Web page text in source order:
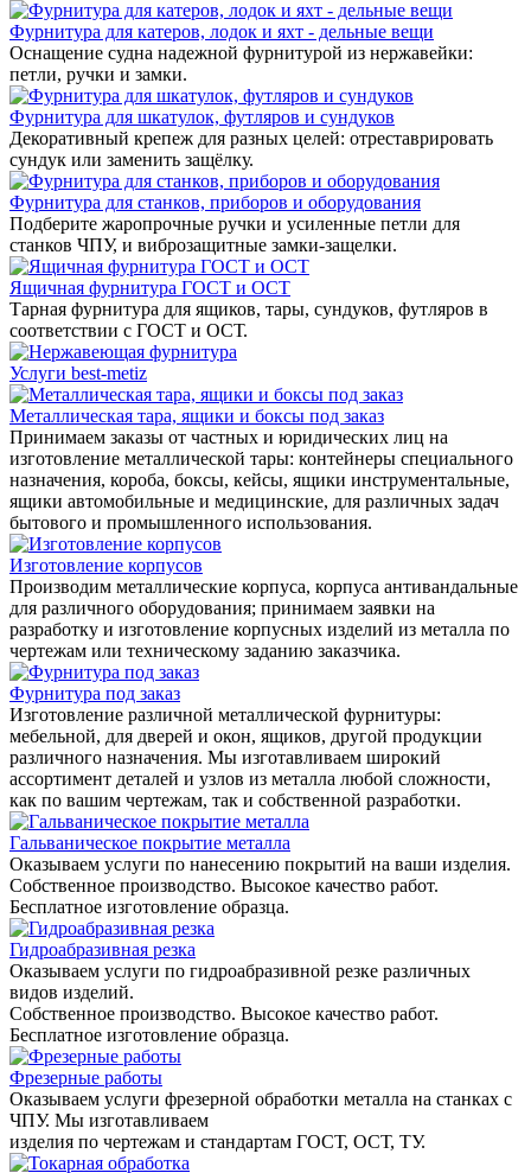
Фурнитура для катеров, лодок и яхт - дельные вещи
Оснащение судна надежной фурнитурой из нержавейки:
петли, ручки и замки.
Фурнитура для шкатулок, футляров и сундуков
Декоративный крепеж для разных целей: отреставрировать
сундук или заменить защёлку.
Фурнитура для станков, приборов и оборудования
Подберите жаропрочные ручки и усиленные петли для
станков ЧПУ, и виброзащитные замки-защелки.
Ящичная фурнитура ГОСТ и ОСТ
Тарная фурнитура для ящиков, тары, сундуков, футляров в
соответствии с ГОСТ и ОСТ.
Услуги best-metiz
Металлическая тара, ящики и боксы под заказ
Принимаем заказы от частных и юридических лиц на
изготовление металлической тары: контейнеры специального
назначения, короба, боксы, кейсы, ящики инструментальные,
ящики автомобильные и медицинские, для различных задач
бытового и промышленного использования.
Изготовление корпусов
Производим металлические корпуса, корпуса антивандальные
для различного оборудования; принимаем заявки на
разработку и изготовление корпусных изделий из металла по
чертежам или техническому заданию заказчика.
Фурнитура под заказ
Изготовление различной металлической фурнитуры:
мебельной, для дверей и окон, ящиков, другой продукции
различного назначения. Мы изготавливаем широкий
ассортимент деталей и узлов из металла любой сложности,
как по вашим чертежам, так и собственной разработки.
Гальваническое покрытие металла
Оказываем услуги по нанесению покрытий на ваши изделия.
Собственное производство. Высокое качество работ.
Бесплатное изготовление образца.
Гидроабразивная резка
Оказываем услуги по гидроабразивной резке различных
видов изделий.
Собственное производство. Высокое качество работ.
Бесплатное изготовление образца.
Фрезерные работы
Оказываем услуги фрезерной обработки металла на станках с
ЧПУ. Мы изготавливаем
изделия по чертежам и стандартам ГОСТ, ОСТ, ТУ.